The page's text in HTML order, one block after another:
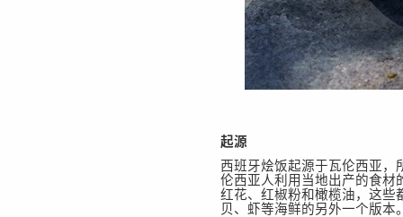
起源
西班牙烩饭起源于瓦伦西亚，
伦西亚人利用当地出产的食材
红花、红椒粉和橄榄油，这些
贝、虾等海鲜的另外一个版本